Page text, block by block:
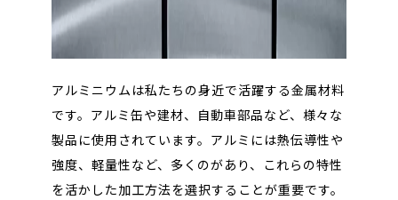
アルミニウムは私たちの身近で活躍する金属材料
です。アルミ缶や建材、自動車部品など、様々な
製品に使用されています。アルミには熱伝導性や
強度、軽量性など、多くのがあり、これらの特性
を活かした加工方法を選択することが重要です。